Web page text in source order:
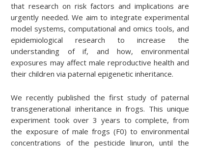
that research on risk factors and implications are
urgently needed. We aim to integrate experimental
model systems, computational and omics tools, and
epidemiological research to increase the
understanding of if, and how, environmental
exposures may affect male reproductive health and
their children via paternal epigenetic inheritance.
We recently published the first study of paternal
transgenerational inheritance in frogs. This unique
experiment took over 3 years to complete, from
the exposure of male frogs (F0) to environmental
concentrations of the pesticide linuron, until the